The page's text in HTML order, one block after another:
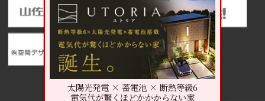
太陽光発電 × 蓄電池 × 断熱等級6
電気代が驚くほどかかからない家